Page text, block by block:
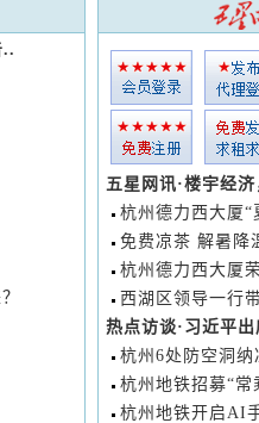
..
五星网讯·楼宇经
杭州德力西大厦“
免费凉茶 解暑降
杭州德力西大厦
西湖区领导一行
热点访谈·习近平
杭州6处防空洞
杭州地铁招募“常
杭州地铁开启AI